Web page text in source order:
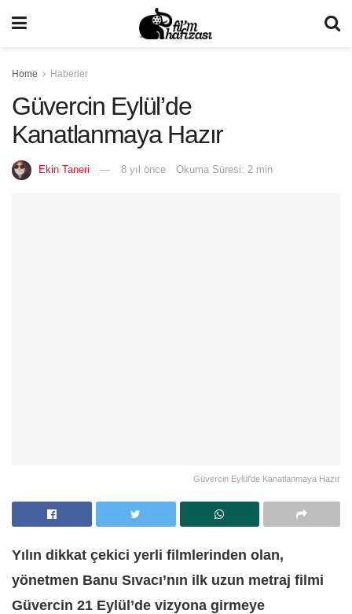
Home Haberler
Güvercin Eylül’de
Kanatlanmaya Hazır
Ekin Taneri 8 yıl önce Okuma Süresi: 2 min
Güvercin Eylül'de Kanatlanmaya Hazır
Yılın dikkat çekici yerli filmlerinden olan,
yönetmen Banu Sıvacı’nın ilk uzun metraj filmi
Güvercin 21 Eylül’de vizyona girmeye